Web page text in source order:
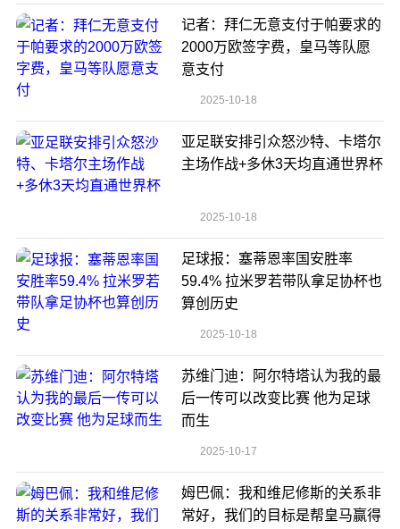
记者：拜仁无意支付于帕要求的
2000万欧签字费，皇马等队愿
意支付
2025-10-18
亚足联安排引众怒沙特、卡塔尔
主场作战+多休3天均直通世界杯
2025-10-18
足球报：塞蒂恩率国安胜率
59.4% 拉米罗若带队拿足协杯也
算创历史
2025-10-18
苏维门迪：阿尔特塔认为我的最
后一传可以改变比赛 他为足球
而生
2025-10-17
姆巴佩：我和维尼修斯的关系非
常好，我们的目标是帮皇马赢得